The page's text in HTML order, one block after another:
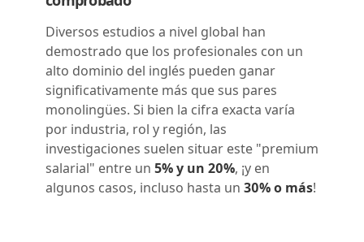
Diversos estudios a nivel global han
demostrado que los profesionales con un
alto dominio del inglés pueden ganar
significativamente más que sus pares
monolingües. Si bien la cifra exacta varía
por industria, rol y región, las
investigaciones suelen situar este "premium
salarial" entre un 5% y un 20%, ¡y en
algunos casos, incluso hasta un 30% o más!